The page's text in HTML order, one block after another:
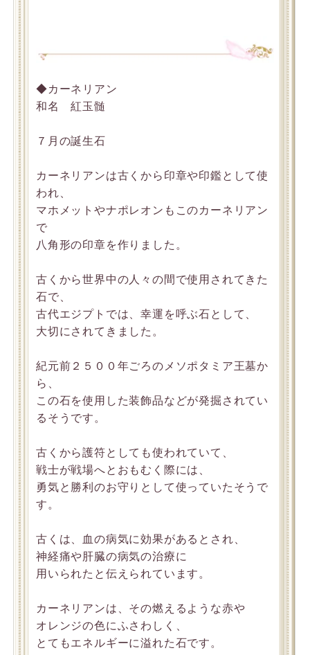
◆カーネリアン
和名 紅玉髄
７月の誕生石
カーネリアンは古くから印章や印鑑として使
われ、
マホメットやナポレオンもこのカーネリアン
で
八角形の印章を作りました。
古くから世界中の人々の間で使用されてきた
石で、
古代エジプトでは、幸運を呼ぶ石として、
大切にされてきました。
紀元前２５００年ごろのメソポタミア王墓か
ら、
この石を使用した装飾品などが発掘されてい
るそうです。
古くから護符としても使われていて、
戦士が戦場へとおもむく際には、
勇気と勝利のお守りとして使っていたそうで
す。
古くは、血の病気に効果があるとされ、
神経痛や肝臓の病気の治療に
用いられたと伝えられています。
カーネリアンは、その燃えるような赤や
オレンジの色にふさわしく、
とてもエネルギーに溢れた石です。